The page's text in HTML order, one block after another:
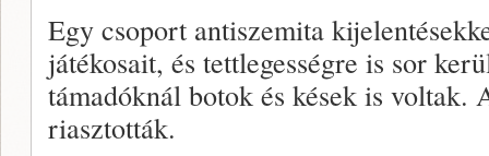
Egy csoport antiszemita
játékosait, és tettlegességre is sor
támadóknál botok és kések is voltak.
riasztották.